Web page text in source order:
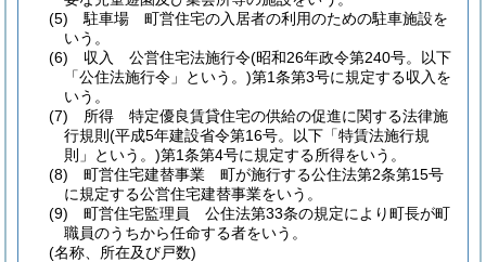
(5)
駐車場 町営住宅の入居者の利用のための駐車施設を
いう。
(6)
収入 公営住宅法施行令(昭和26年政令第240号。以下
「公住法施行令」という。)第1条第3号に規定する収入を
いう。
(7)
所得 特定優良賃貸住宅の供給の促進に関する法律施
行規則 (平成5年建設省令第16号。以下「特賃法施行規
則」という。)第1条第4号に規定する所得をいう。
(8)
町営住宅建替事業 町が施行する公住法第2条第15号
に規定する公営住宅建替事業をいう。
(9)
町営住宅監理員 公住法第33条の規定により町長が町
職員のうちから任命する者をいう。
(名称、所在及び戸数)